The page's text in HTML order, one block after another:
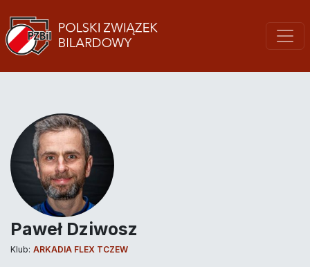
Paweł Dziwosz
Klub: ARKADIA FLEX TCZEW